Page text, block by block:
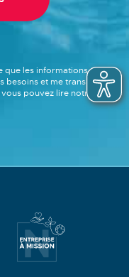
les informations saisies
besoins et me transmettre
pouvez lire notre